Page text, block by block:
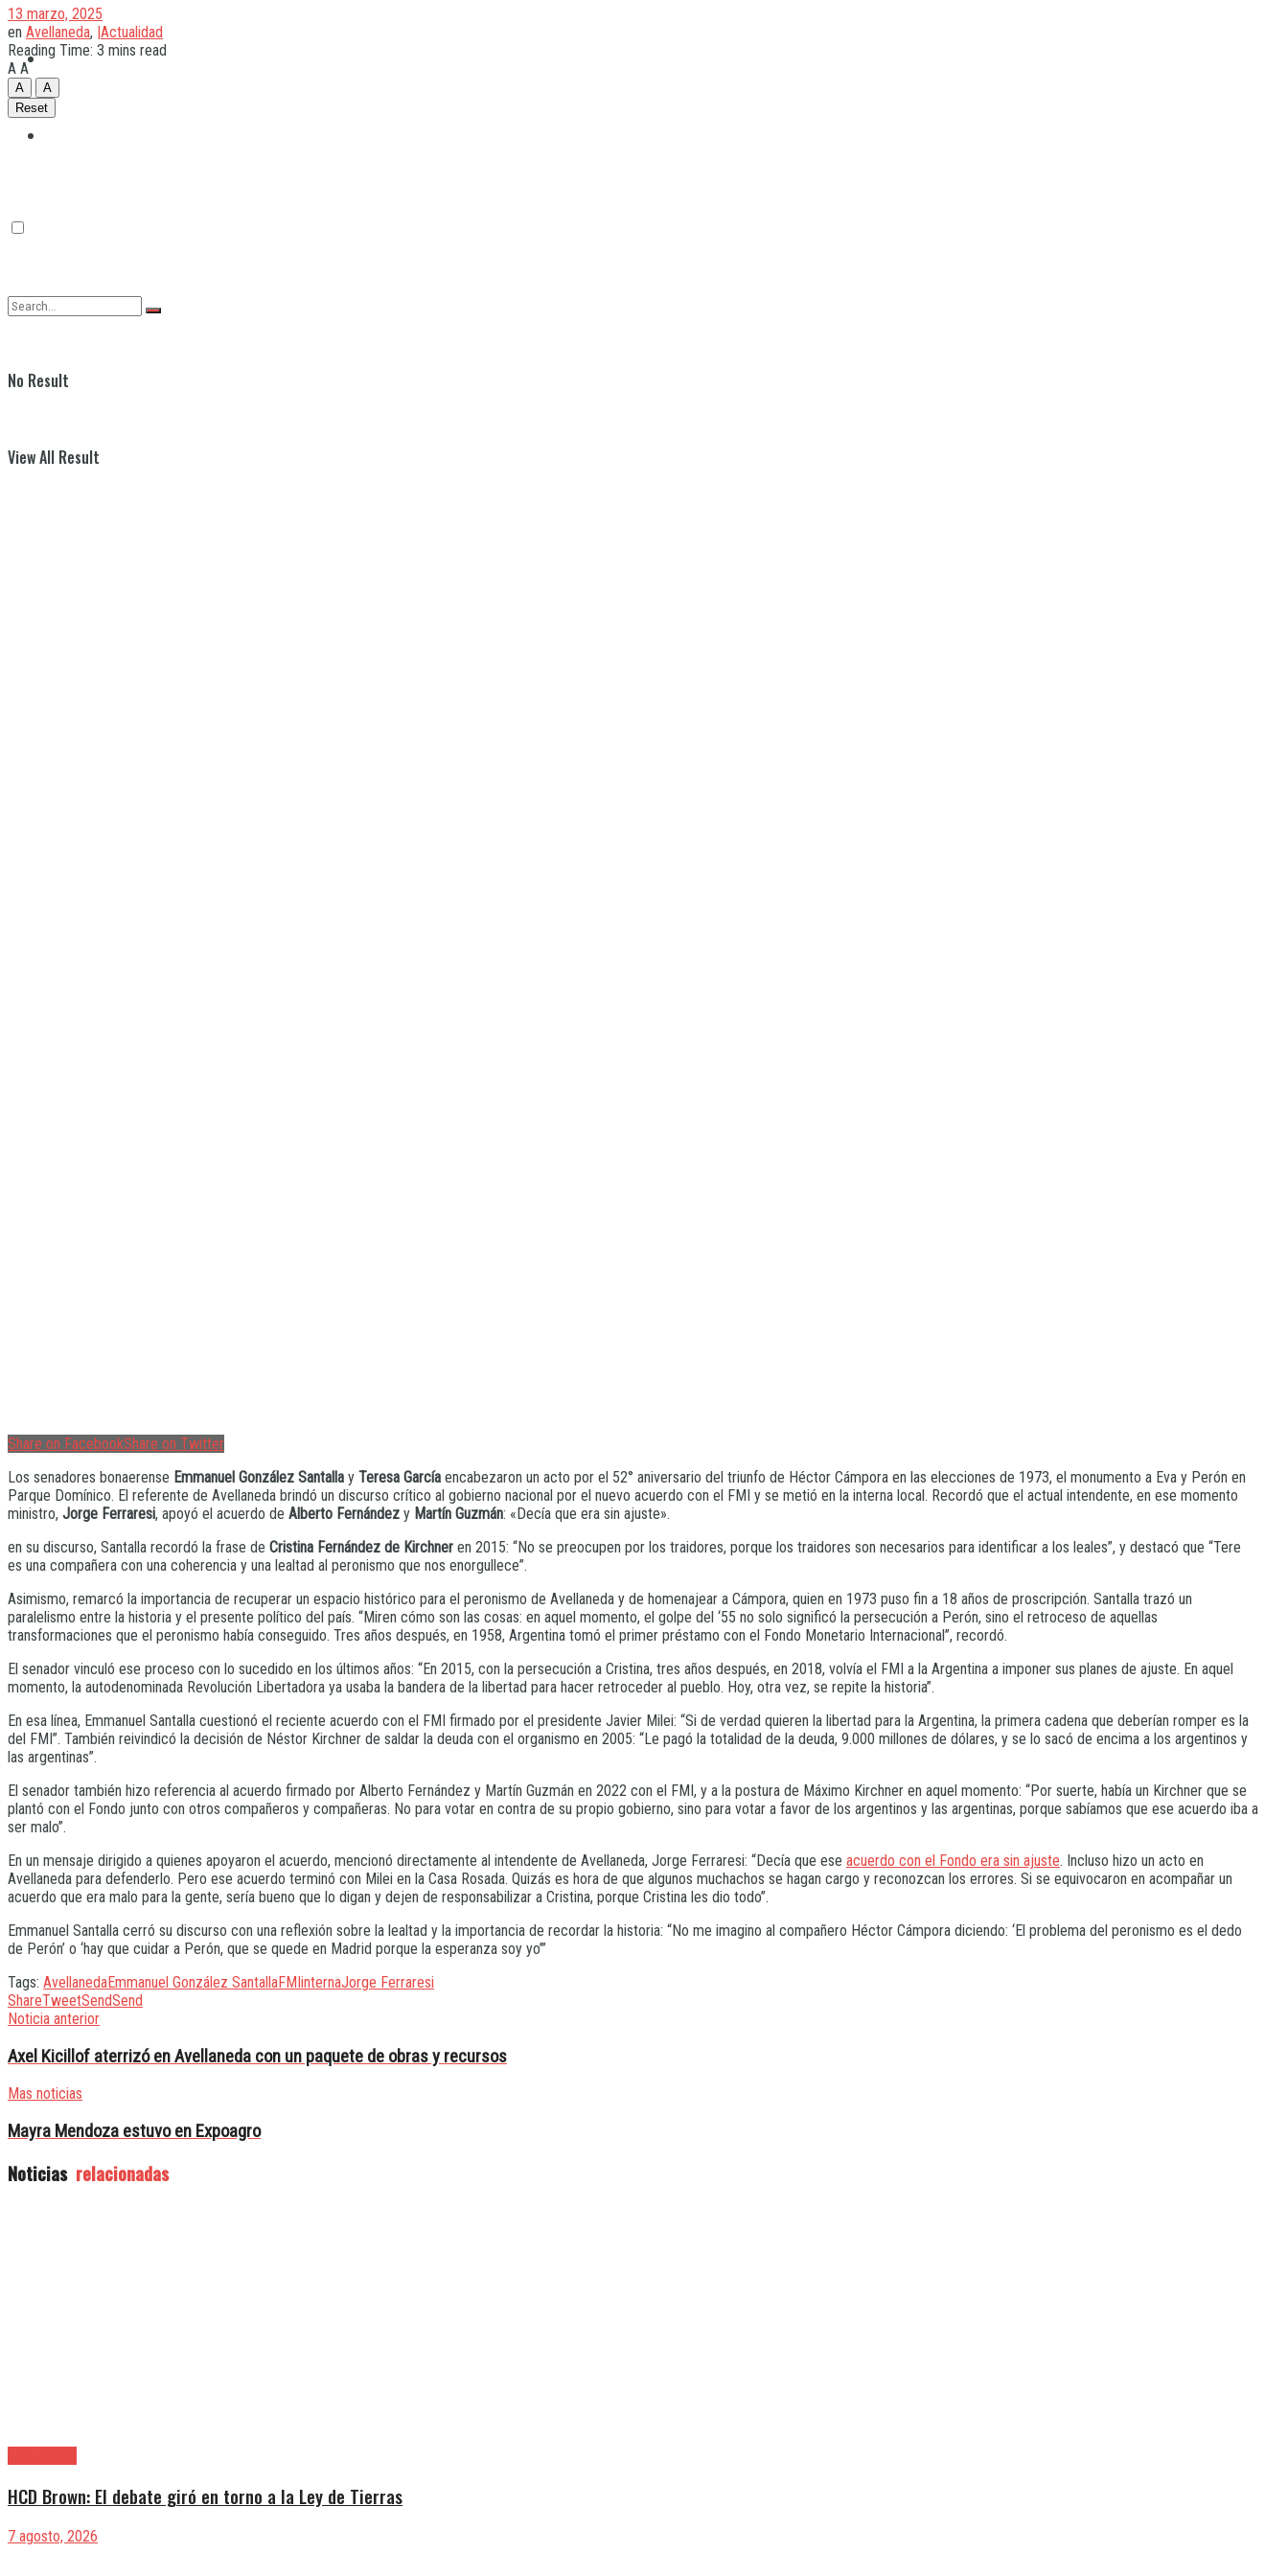
Quilmes
No Result
View All Result
13 marzo, 2025
en Avellaneda, |Actualidad
Reading Time: 3 mins read
A A
A
A
Reset
Share on FacebookShare on Twitter
Los senadores bonaerense Emmanuel González Santalla y Teresa García encabezaron un acto por el 52° aniversario del triunfo de Héctor Cámpora en las elecciones de 1973, el monumento a Eva y Perón en
Parque Domínico. El referente de Avellaneda brindó un discurso crítico al gobierno nacional por el nuevo acuerdo con el FMI y se metió en la interna local. Recordó que el actual intendente, en ese momento
ministro, Jorge Ferraresi, apoyó el acuerdo de Alberto Fernández y Martín Guzmán: «Decía que era sin ajuste».
en su discurso, Santalla recordó la frase de Cristina Fernández de Kirchner en 2015: “No se preocupen por los traidores, porque los traidores son necesarios para identificar a los leales”, y destacó que “Tere
es una compañera con una coherencia y una lealtad al peronismo que nos enorgullece”.
Asimismo, remarcó la importancia de recuperar un espacio histórico para el peronismo de Avellaneda y de homenajear a Cámpora, quien en 1973 puso fin a 18 años de proscripción. Santalla trazó un
paralelismo entre la historia y el presente político del país. “Miren cómo son las cosas: en aquel momento, el golpe del ‘55 no solo significó la persecución a Perón, sino el retroceso de aquellas
transformaciones que el peronismo había conseguido. Tres años después, en 1958, Argentina tomó el primer préstamo con el Fondo Monetario Internacional”, recordó.
El senador vinculó ese proceso con lo sucedido en los últimos años: “En 2015, con la persecución a Cristina, tres años después, en 2018, volvía el FMI a la Argentina a imponer sus planes de ajuste. En aquel
momento, la autodenominada Revolución Libertadora ya usaba la bandera de la libertad para hacer retroceder al pueblo. Hoy, otra vez, se repite la historia”.
En esa línea, Emmanuel Santalla cuestionó el reciente acuerdo con el FMI firmado por el presidente Javier Milei: “Si de verdad quieren la libertad para la Argentina, la primera cadena que deberían romper es la
del FMI”. También reivindicó la decisión de Néstor Kirchner de saldar la deuda con el organismo en 2005: “Le pagó la totalidad de la deuda, 9.000 millones de dólares, y se lo sacó de encima a los argentinos y
las argentinas”.
El senador también hizo referencia al acuerdo firmado por Alberto Fernández y Martín Guzmán en 2022 con el FMI, y a la postura de Máximo Kirchner en aquel momento: “Por suerte, había un Kirchner que se
plantó con el Fondo junto con otros compañeros y compañeras. No para votar en contra de su propio gobierno, sino para votar a favor de los argentinos y las argentinas, porque sabíamos que ese acuerdo iba a
ser malo”.
En un mensaje dirigido a quienes apoyaron el acuerdo, mencionó directamente al intendente de Avellaneda, Jorge Ferraresi: “Decía que ese acuerdo con el Fondo era sin ajuste. Incluso hizo un acto en
Avellaneda para defenderlo. Pero ese acuerdo terminó con Milei en la Casa Rosada. Quizás es hora de que algunos muchachos se hagan cargo y reconozcan los errores. Si se equivocaron en acompañar un
acuerdo que era malo para la gente, sería bueno que lo digan y dejen de responsabilizar a Cristina, porque Cristina les dio todo”.
Emmanuel Santalla cerró su discurso con una reflexión sobre la lealtad y la importancia de recordar la historia: “No me imagino al compañero Héctor Cámpora diciendo: ‘El problema del peronismo es el dedo
de Perón’ o ‘hay que cuidar a Perón, que se quede en Madrid porque la esperanza soy yo’”
Tags: AvellanedaEmmanuel González SantallaFMIinternaJorge Ferraresi
ShareTweetSendSend
Noticia anterior
Axel Kicillof aterrizó en Avellaneda con un paquete de obras y recursos
Mas noticias
Mayra Mendoza estuvo en Expoagro
Noticias relacionadas
HCD Brown: El debate giró en torno a la Ley de Tierras
7 agosto, 2026